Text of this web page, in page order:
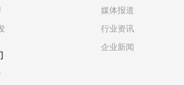
媒体报道
行业资讯
企业新闻